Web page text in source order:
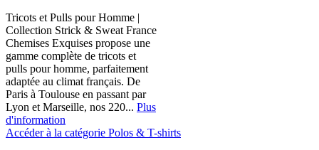
Tricots et Pulls pour Homme |
Collection Strick & Sweat France
Chemises Exquises propose une
gamme complète de tricots et
pulls pour homme, parfaitement
adaptée au climat français. De
Paris à Toulouse en passant par
Lyon et Marseille, nos 220... Plus
d'information
Accéder à la catégorie Polos & T-shirts